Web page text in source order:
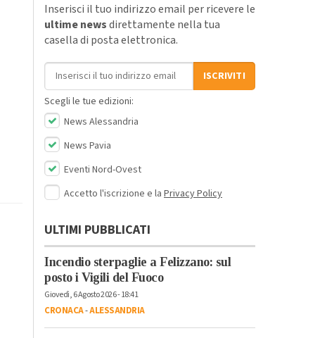
Inserisci il tuo indirizzo email per ricevere le
ultime newsdirettamente nella tua
casella di posta elettronica.
Indirizzo email
ISCRIVITI
Scegli le tue edizioni:
News Alessandria
News Pavia
Eventi Nord-Ovest
Accetto l'iscrizione e la Privacy Policy
ULTIMI PUBBLICATI
Incendio sterpaglie a Felizzano: sul
posto i Vigili del Fuoco
Giovedì, 6 Agosto 2026 - 18:41
CRONACA-ALESSANDRIA